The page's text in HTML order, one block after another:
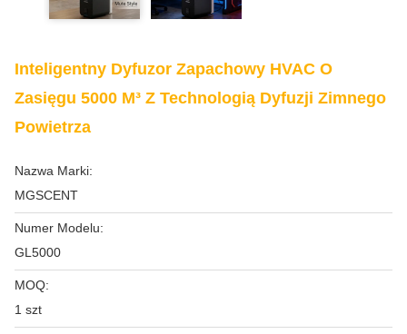
Inteligentny Dyfuzor Zapachowy HVAC O
Zasięgu 5000 M³ Z Technologią Dyfuzji Zimnego
Powietrza
Nazwa Marki:
MGSCENT
Numer Modelu:
GL5000
MOQ:
1 szt